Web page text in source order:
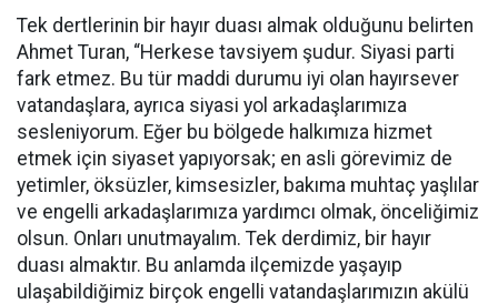
Tek dertlerinin bir hayır duası almak olduğunu belirten
Ahmet Turan, “Herkese tavsiyem şudur. Siyasi parti
fark etmez. Bu tür maddi durumu iyi olan hayırsever
vatandaşlara, ayrıca siyasi yol arkadaşlarımıza
sesleniyorum. Eğer bu bölgede halkımıza hizmet
etmek için siyaset yapıyorsak; en asli görevimiz de
yetimler, öksüzler, kimsesizler, bakıma muhtaç yaşlılar
ve engelli arkadaşlarımıza yardımcı olmak, önceliğimiz
olsun. Onları unutmayalım. Tek derdimiz, bir hayır
duası almaktır. Bu anlamda ilçemizde yaşayıp
ulaşabildiğimiz birçok engelli vatandaşlarımızın akülü